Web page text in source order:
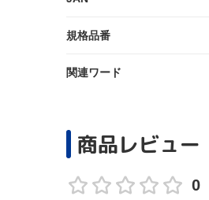
規格品番
関連ワード
商品レビュー
0